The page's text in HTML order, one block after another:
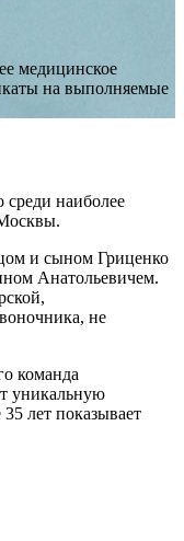
медицинское
на выполняемые
среди наиболее
и сыном Гриценко
Анатольевичем.
не
команда
уникальную
лет показывает